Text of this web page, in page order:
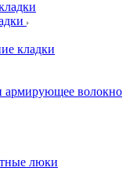
кладки
армирующее волокно
люки